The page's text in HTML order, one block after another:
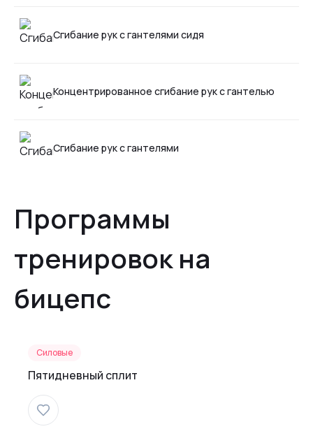
Сгибание рук с гантелями сидя
Концентрированное сгибание рук с гантелью
Сгибание рук с гантелями
Программы
тренировок на
бицепс
Силовые
Пятидневный сплит